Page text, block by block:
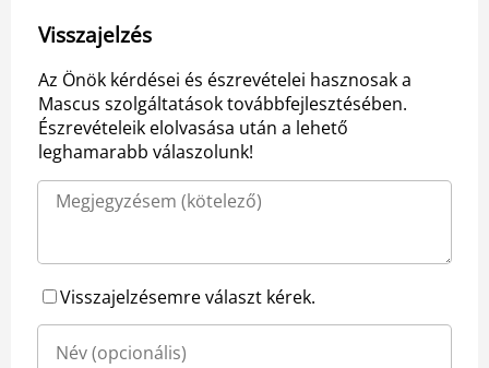
Visszajelzés
Az Önök kérdései és észrevételei hasznosak a
Mascus szolgáltatások továbbfejlesztésében.
Észrevételeik elolvasása után a lehető
leghamarabb válaszolunk!
Visszajelzésemre választ kérek.